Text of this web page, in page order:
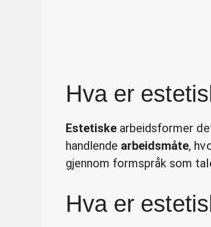
Hva er
Estetiske arbeidsformer
handlende arbeidsmåte,
gjennom formspråk som
Hva er